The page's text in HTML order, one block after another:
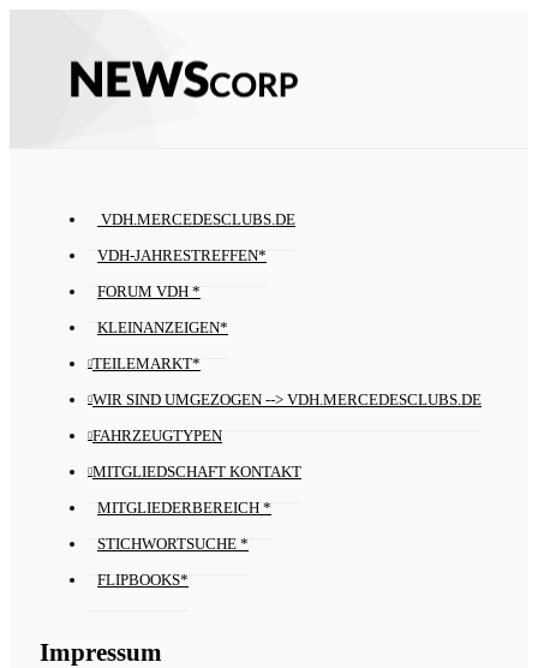
VDH.MERCEDESCLUBS.DE
VDH-JAHRESTREFFEN*
FORUM VDH *
KLEINANZEIGEN*
TEILEMARKT*
WIR SIND UMGEZOGEN --> VDH.MERCEDESCLUBS.DE
FAHRZEUGTYPEN
MITGLIEDSCHAFT KONTAKT
MITGLIEDERBEREICH *
STICHWORTSUCHE *
FLIPBOOKS*
Impressum